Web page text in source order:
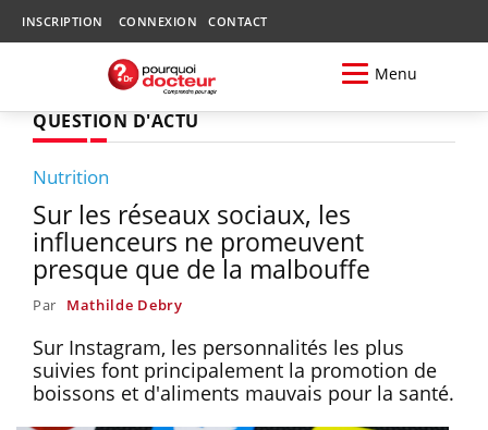
INSCRIPTION CONNEXION CONTACT
Menu
QUESTION D'ACTU
Nutrition
Sur les réseaux sociaux, les
influenceurs ne promeuvent
presque que de la malbouffe
Par Mathilde Debry
Sur Instagram, les personnalités les plus
suivies font principalement la promotion de
boissons et d'aliments mauvais pour la santé.